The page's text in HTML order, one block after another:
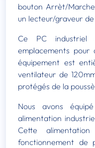
bouton Arrèt/
un lecteur/graveur
Ce PC
emplacements pour
équipement est
ventilateur de
protégés de la
Nous avons
alimentation
Cette
fonctionnement